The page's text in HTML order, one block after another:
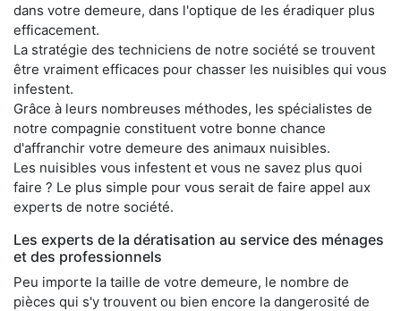
dans votre demeure, dans l'optique de les éradiquer plus
efficacement.
La stratégie des techniciens de notre société se trouvent
être vraiment efficaces pour chasser les nuisibles qui vous
infestent.
Grâce à leurs nombreuses méthodes, les spécialistes de
notre compagnie constituent votre bonne chance
d'affranchir votre demeure des animaux nuisibles.
Les nuisibles vous infestent et vous ne savez plus quoi
faire ? Le plus simple pour vous serait de faire appel aux
experts de notre société.
Les experts de la dératisation au service des ménages
et des professionnels
Peu importe la taille de votre demeure, le nombre de
pièces qui s'y trouvent ou bien encore la dangerosité de